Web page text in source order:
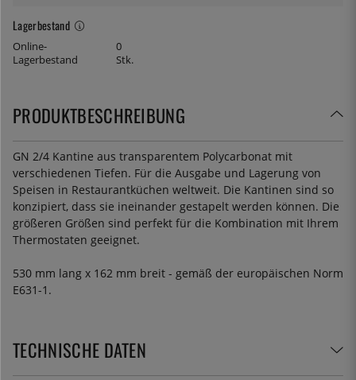
Lagerbestand
Online-
Lagerbestand
0
Stk.
PRODUKTBESCHREIBUNG
GN 2/4 Kantine aus transparentem Polycarbonat mit
verschiedenen Tiefen. Für die Ausgabe und Lagerung von
Speisen in Restaurantküchen weltweit. Die Kantinen sind so
konzipiert, dass sie ineinander gestapelt werden können. Die
größeren Größen sind perfekt für die Kombination mit Ihrem
Thermostaten geeignet.
530 mm lang x 162 mm breit - gemäß der europäischen Norm
E631-1.
TECHNISCHE DATEN